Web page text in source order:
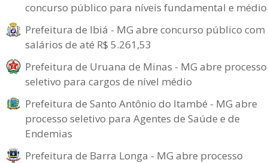
concurso público para níveis fundamental e médio
Prefeitura de Ibiá - MG abre concurso público com
salários de até R$ 5.261,53
Prefeitura de Uruana de Minas - MG abre processo
seletivo para cargos de nível médio
Prefeitura de Santo Antônio do Itambé - MG abre
processo seletivo para Agentes de Saúde e de
Endemias
Prefeitura de Barra Longa - MG abre processo